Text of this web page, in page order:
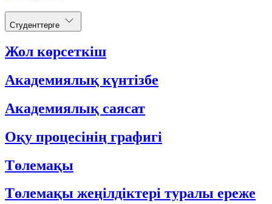
Студенттерге
Жол көрсеткіш
Академиялық күнтізбе
Академиялық саясат
Оқу процесінің графигі
Төлемақы
Төлемақы жеңілдіктері туралы ереже